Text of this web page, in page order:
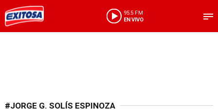
95.5 FM
EN VIVO
#JORGE G. SOLÍS ESPINOZA